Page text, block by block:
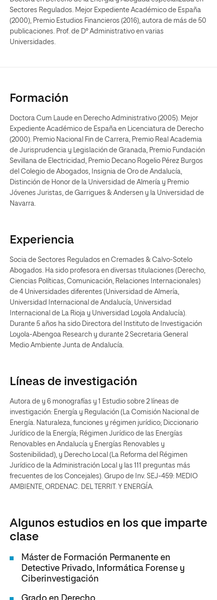
Sectores Regulados. Mejor Expediente Académico de España
(2000), Premio Estudios Financieros (2016), autora de más de 50
publicaciones. Prof. de D° Administrativo en varias
Universidades.
Formación
Doctora Cum Laude en Derecho Administrativo (2005). Mejor
Expediente Académico de España en Licenciatura de Derecho
(2000). Premio Nacional Fin de Carrera, Premio Real Academia
de Jurisprudencia y Legislación de Granada, Premio Fundación
Sevillana de Electricidad, Premio Decano Rogelio Pérez Burgos
del Colegio de Abogados, Insignia de Oro de Andalucía,
Distinción de Honor de la Universidad de Almería y Premio
Jóvenes Juristas, de Garrigues & Andersen y la Universidad de
Navarra.
Experiencia
Socia de Sectores Regulados en Cremades & Calvo-Sotelo
Abogados. Ha sido profesora en diversas titulaciones (Derecho,
Ciencias Políticas, Comunicación, Relaciones Internacionales)
de 4 Universidades diferentes (Universidad de Almería,
Universidad Internacional de Andalucía, Universidad
Internacional de La Rioja y Universidad Loyola Andalucía).
Durante 5 años ha sido Directora del Instituto de Investigación
Loyola-Abengoa Research y durante 2 Secretaria General
Medio Ambiente Junta de Andalucía.
Líneas de investigación
Autora de y 6 monografías y 1 Estudio sobre 2 líneas de
investigación: Energía y Regulación (La Comisión Nacional de
Energía. Naturaleza, funciones y régimen jurídico; Diccionario
Jurídico de la Energía; Régimen Jurídico de las Energías
Renovables en Andalucía y Energías Renovables y
Sostenibilidad), y Derecho Local (La Reforma del Régimen
Jurídico de la Administración Local y las 111 preguntas más
frecuentes de los Concejales). Grupo de Inv. SEJ-459: MEDIO
AMBIENTE, ORDENAC. DEL TERRIT. Y ENERGÍA.
Algunos estudios en los que imparte
clase
Máster de Formación Permanente en
Detective Privado, Informática Forense y
Ciberinvestigación